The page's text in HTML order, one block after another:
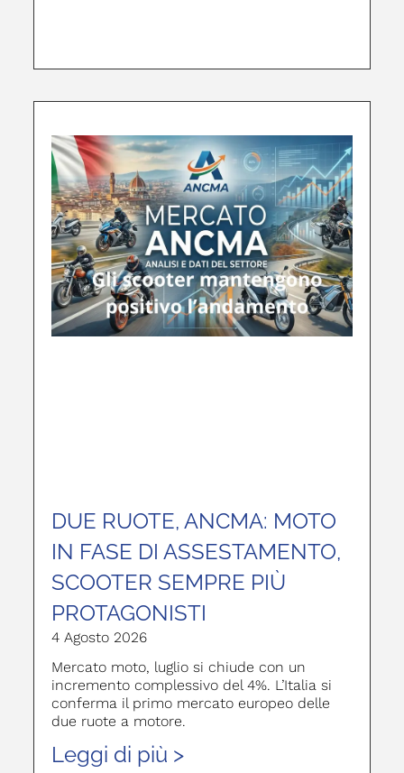
DUE RUOTE, ANCMA: MOTO
IN FASE DI ASSESTAMENTO,
SCOOTER SEMPRE PIÙ
PROTAGONISTI
4 Agosto 2026
Mercato moto, luglio si chiude con un
incremento complessivo del 4%. L’Italia si
conferma il primo mercato europeo delle
due ruote a motore.
Leggi di più >